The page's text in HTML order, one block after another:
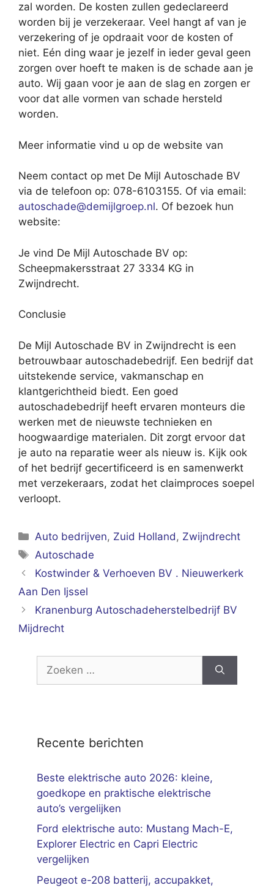
zal worden. De kosten zullen gedeclareerd
worden bij je verzekeraar. Veel hangt af van je
verzekering of je opdraait voor de kosten of
niet. Eén ding waar je jezelf in ieder geval geen
zorgen over hoeft te maken is de schade aan je
auto. Wij gaan voor je aan de slag en zorgen er
voor dat alle vormen van schade hersteld
worden.
Meer informatie vind u op de website van
Neem contact op met De Mijl Autoschade BV
via de telefoon op: 078-6103155. Of via email:
autoschade@demijlgroep.nl. Of bezoek hun
website:
Je vind De Mijl Autoschade BV op:
Scheepmakersstraat 27 3334 KG in
Zwijndrecht.
Conclusie
De Mijl Autoschade BV in Zwijndrecht is een
betrouwbaar autoschadebedrijf. Een bedrijf dat
uitstekende service, vakmanschap en
klantgerichtheid biedt. Een goed
autoschadebedrijf heeft ervaren monteurs die
werken met de nieuwste technieken en
hoogwaardige materialen. Dit zorgt ervoor dat
je auto na reparatie weer als nieuw is. Kijk ook
of het bedrijf gecertificeerd is en samenwerkt
met verzekeraars, zodat het claimproces soepel
verloopt.
Categorieën
Auto bedrijven, Zuid Holland , Zwijndrecht
Tags
Autoschade
Kostwinder & Verhoeven BV . Nieuwerkerk
Aan Den Ijssel
Kranenburg Autoschadeherstelbedrijf BV
Mijdrecht
naar:
Recente berichten
Beste elektrische auto 2026: kleine,
goedkope en praktische elektrische
auto’s vergelijken
Ford elektrische auto: Mustang Mach-E,
Explorer Electric en Capri Electric
vergelijken
Peugeot e-208 batterij, accupakket,